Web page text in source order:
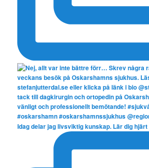
Idag delar jag livsviktig kunskap. Lär dig hjärt